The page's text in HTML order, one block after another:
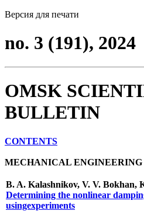
Версия для печати
no. 3 (191), 2024
OMSK
BULLETIN
CONTENTS
MECHANICAL ENGINEERING
B. A. Kalashnikov, V. V. Bokhan,
Determining the nonlinear
usingexperiments